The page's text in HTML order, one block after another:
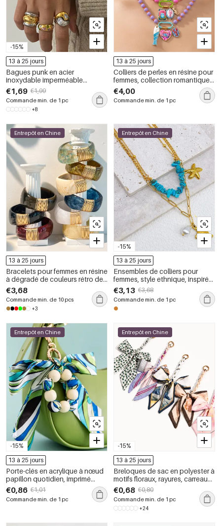
-15%
13 à 25 jours
Bagues punk en acier
inoxydable imperméable
couleur or, forme irrégulière
€1,69 €1,99
Commande min. de 1 pc
+8
13 à 25 jours
Colliers de perles en résine pour
femmes, collection romantique,
style océanique, inspirés des
vacances
€4,00
Commande min. de 1 pc
Entrepôt en Chine
13 à 25 jours
Bracelets pour femmes en résine
à dégradé de couleurs rétro de
la série classique
€3,68
Commande min. de 10 pcs
+3
-15%
Entrepôt en Chine
13 à 25 jours
Ensembles de colliers pour
femmes, style ethnique, inspirés
des vacances et de
l&#39;océan, avec perles de
pierre naturelle et acier
inoxydable étanche.
€3,13 €3,68
Commande min. de 1 pc
-15%
Entrepôt en Chine
13 à 25 jours
Porte-clés en acrylique à nœud
papillon quotidien, imprimé
léopard, rayures et pois,
couleurs assorties, collection
Simple Series
€0,86 €1,01
Commande min. de 1 pc
-15%
Entrepôt en Chine
13 à 25 jours
Breloques de sac en polyester à
motifs floraux, rayures, carreaux,
pois et formes géométriques,
disponibles dans la collection
Daily de Simple Series.
€0,68 €0,80
Commande min. de 1 pc
+24